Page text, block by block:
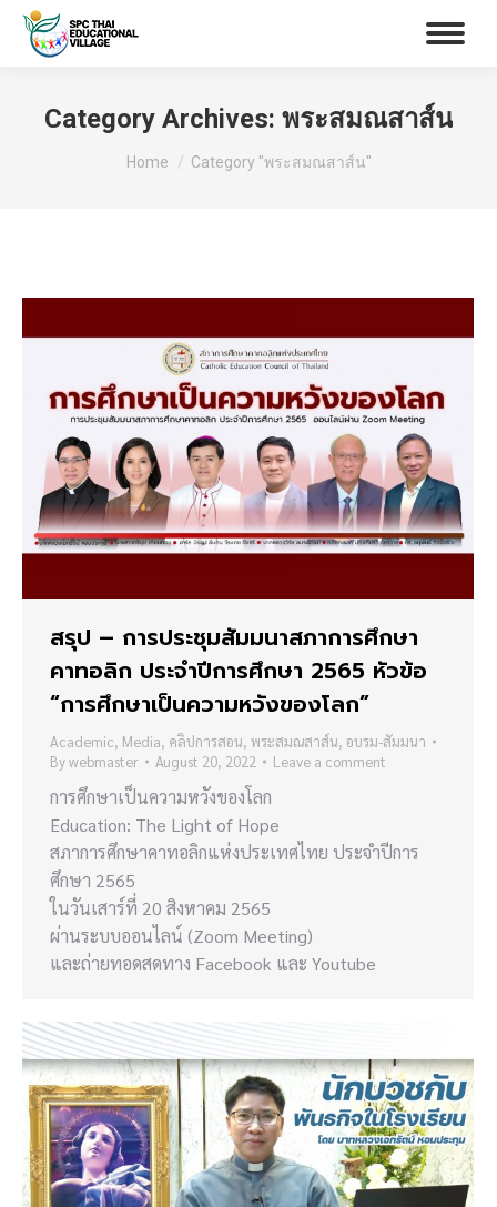
Category Archives: พระสมณสาส์น
You are here:
Home Category "พระสมณสาส์น"
สรุป – การประชุมสัมมนาสภาการศึกษา
คาทอลิก ประจำปีการศึกษา 2565 หัวข้อ
“การศึกษาเป็นความหวังของโลก”
Academic, Media, คลิปการสอน, พระสมณสาส์น, อบรม-สัมมนา
Bywebmaster August 20, 2022 Leave a comment
การศึกษาเป็นความหวังของโลก
Education: The Light of Hope
สภาการศึกษาคาทอลิกแห่งประเทศไทย ประจำปีการ
ศึกษา 2565
ในวันเสาร์ที่ 20 สิงหาคม 2565
ผ่านระบบออนไลน์ (Zoom Meeting)
และถ่ายทอดสดทาง Facebook และ Youtube